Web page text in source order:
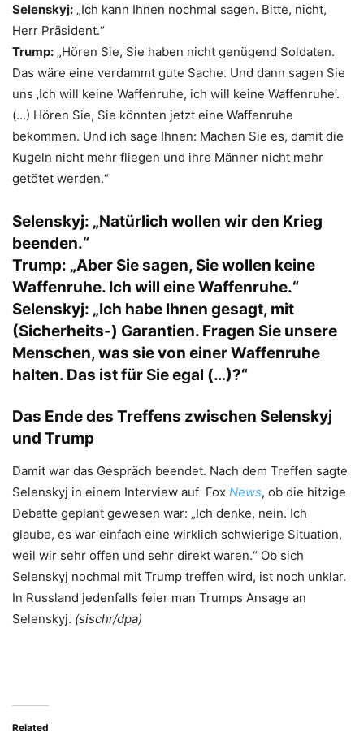
Selenskyj: „Ich kann Ihnen nochmal sagen. Bitte, nicht,
Herr Präsident.“
Trump: „Hören Sie, Sie haben nicht genügend Soldaten.
Das wäre eine verdammt gute Sache. Und dann sagen Sie
uns ‚Ich will keine Waffenruhe, ich will keine Waffenruhe‘.
(…) Hören Sie, Sie könnten jetzt eine Waffenruhe
bekommen. Und ich sage Ihnen: Machen Sie es, damit die
Kugeln nicht mehr fliegen und ihre Männer nicht mehr
getötet werden.“
Selenskyj: „Natürlich wollen wir den Krieg
beenden.“
Trump: „Aber Sie sagen, Sie wollen keine
Waffenruhe. Ich will eine Waffenruhe.“
Selenskyj: „Ich habe Ihnen gesagt, mit
(Sicherheits-) Garantien. Fragen Sie unsere
Menschen, was sie von einer Waffenruhe
halten. Das ist für Sie egal (…)?“
Das Ende des Treffens zwischen Selenskyj
und Trump
Damit war das Gespräch beendet. Nach dem Treffen sagte
Selenskyj in einem Interview auf Fox News, ob die hitzige
Debatte geplant gewesen war: „Ich denke, nein. Ich
glaube, es war einfach eine wirklich schwierige Situation,
weil wir sehr offen und sehr direkt waren.“ Ob sich
Selenskyj nochmal mit Trump treffen wird, ist noch unklar.
In Russland jedenfalls feier man Trumps Ansage an
Selenskyj. (sischr/dpa)
Related